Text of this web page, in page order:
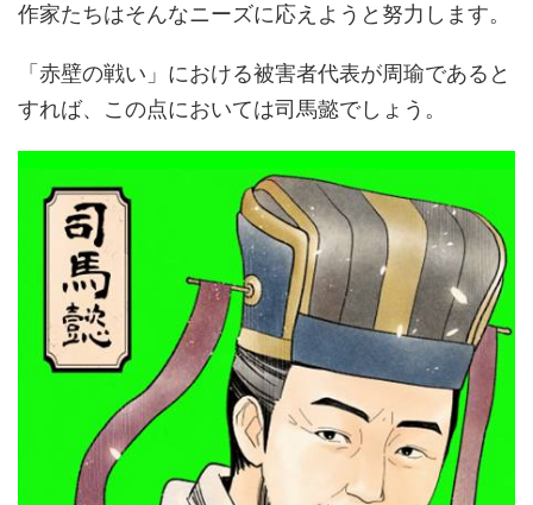
作家たちはそんなニーズに応えようと努力します。
「赤壁の戦い」における被害者代表が周瑜であると
すれば、この点においては司馬懿でしょう。